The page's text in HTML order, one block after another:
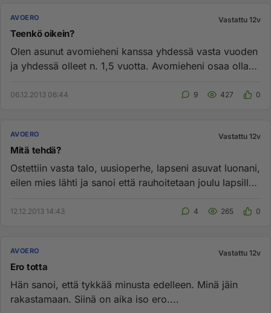
AVOERO Vastattu 12v
Teenkö oikein?
Olen asunut avomieheni kanssa yhdessä vasta vuoden
ja yhdessä olleet n. 1,5 vuotta. Avomieheni osaa olla
06.12.2013 06:44 9 427 0
AVOERO Vastattu 12v
Mitä tehdä?
Ostettiin vasta talo, uusioperhe, lapseni asuvat luonani,
eilen mies lähti ja sanoi että rauhoitetaan joulu lapsille,
12.12.2013 14:43 4 265 0
AVOERO Vastattu 12v
Ero totta
Hän sanoi, että tykkää minusta edelleen. Minä jäin
rakastamaan. Siinä on aika iso ero....